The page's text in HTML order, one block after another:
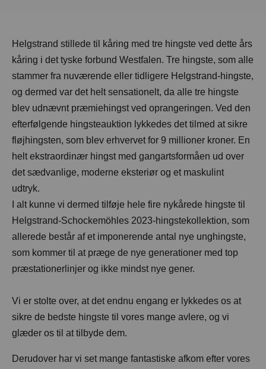
Helgstrand stillede til kåring med tre hingste ved dette års
kåring i det tyske forbund Westfalen. Tre hingste, som alle
stammer fra nuværende eller tidligere Helgstrand-hingste,
og dermed var det helt sensationelt, da alle tre hingste
blev udnævnt præmiehingst ved oprangeringen. Ved den
efterfølgende hingsteauktion lykkedes det tilmed at sikre
fløjhingsten, som blev erhvervet for 9 millioner kroner. En
helt ekstraordinær hingst med gangartsformåen ud over
det sædvanlige, moderne eksteriør og et maskulint
udtryk.
I alt kunne vi dermed tilføje hele fire nykårede hingste til
Helgstrand-Schockemöhles 2023-hingstekollektion, som
allerede består af et imponerende antal nye unghingste,
som kommer til at præge de nye generationer med top
præstationerlinjer og ikke mindst nye gener.
Vi er stolte over, at det endnu engang er lykkedes os at
sikre de bedste hingste til vores mange avlere, og vi
glæder os til at tilbyde dem.
Derudover har vi set mange fantastiske afkom efter vores